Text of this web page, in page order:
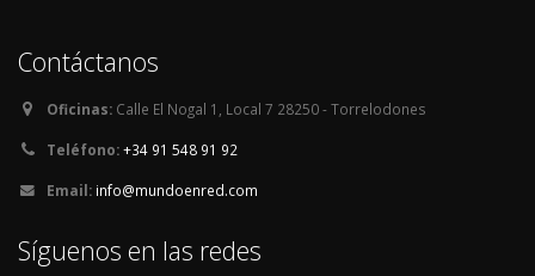
Contáctanos
Oficinas: Calle El Nogal 1, Local 7 28250 - Torrelodones
Teléfono:+34 91 548 91 92
Email: info@mundoenred.com
Síguenos en las redes